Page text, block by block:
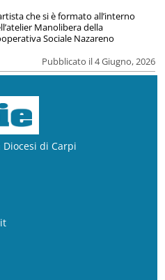
Pubblicato il 4 Giugno, 2026
che si è formato all’interno
Manolibera della
Sociale Nazareno
Diocesi di Carpi